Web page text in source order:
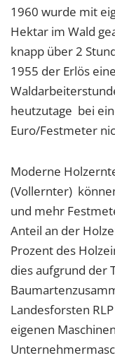
1960 wurde mit
Hektar im Wald
knapp über 2
1955 der Erlös
heutzutage bei
Euro/Festmeter
Moderne
(Vollernter)
und mehr
Anteil an der
Prozent des
dies aufgrund der
Landesforsten
eigenen